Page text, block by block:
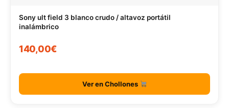
Sony ult field 3 blanco crudo / altavoz portátil
inalámbrico
140,00€
Ver en Chollones